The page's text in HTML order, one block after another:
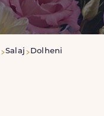
Salaj Dolheni